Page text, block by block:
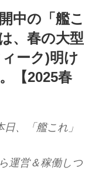
中の「艦こ
、春の大型
ーク)明け
【2025春
、「艦これ」
運営＆稼働しつ